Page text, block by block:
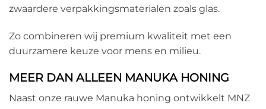
zwaardere verpakkingsmaterialen zoals glas.
Zo combineren wij premium kwaliteit met een
duurzamere keuze voor mens en milieu.
MEER DAN ALLEEN MANUKA HONING
Naast onze rauwe Manuka honing ontwikkelt MNZ